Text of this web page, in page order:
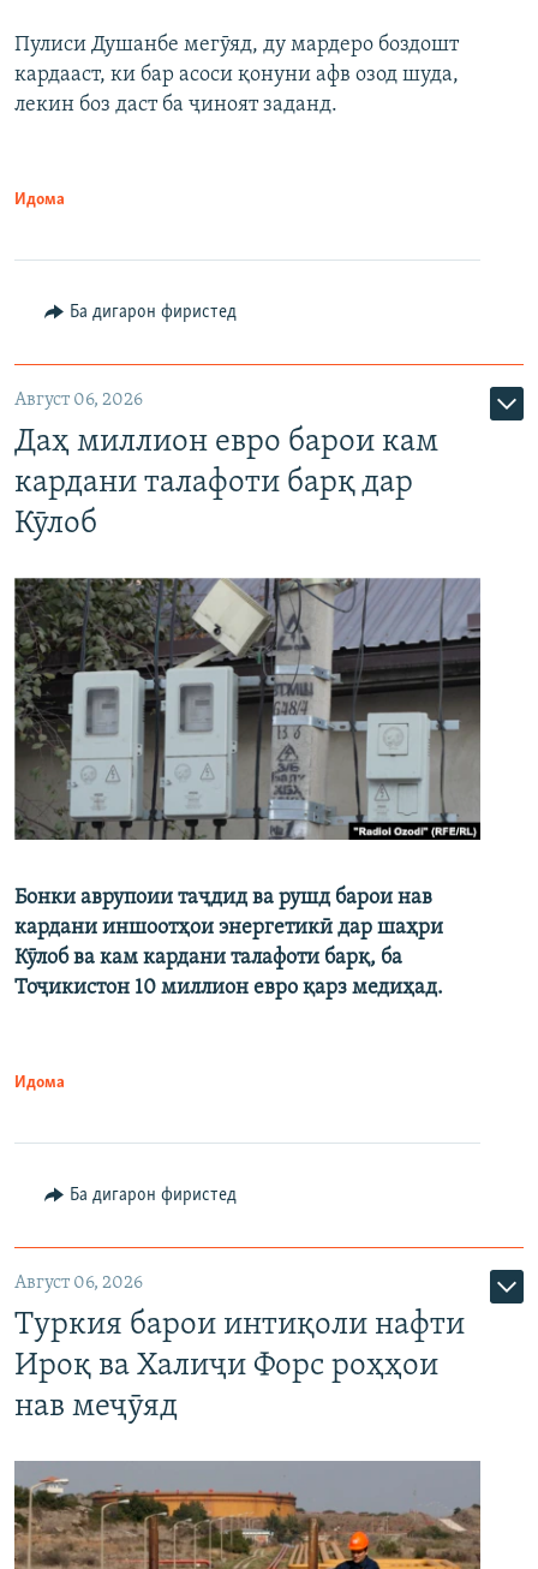
Пулиси Душанбе мегӯяд, ду мардеро боздошт
кардааст, ки бар асоси қонуни афв озод шуда,
лекин боз даст ба ҷиноят заданд.
Идома
Ба дигарон фиристед
Август 06, 2026
Даҳ миллион евро барои кам
кардани талафоти барқ дар
Кӯлоб
Бонки аврупоии таҷдид ва рушд барои нав
кардани иншоотҳои энергетикӣ дар шаҳри
Кӯлоб ва кам кардани талафоти барқ, ба
Тоҷикистон 10 миллион евро қарз медиҳад.
Идома
Ба дигарон фиристед
Август 06, 2026
Туркия барои интиқоли нафти
Ироқ ва Халиҷи Форс роҳҳои
нав меҷӯяд